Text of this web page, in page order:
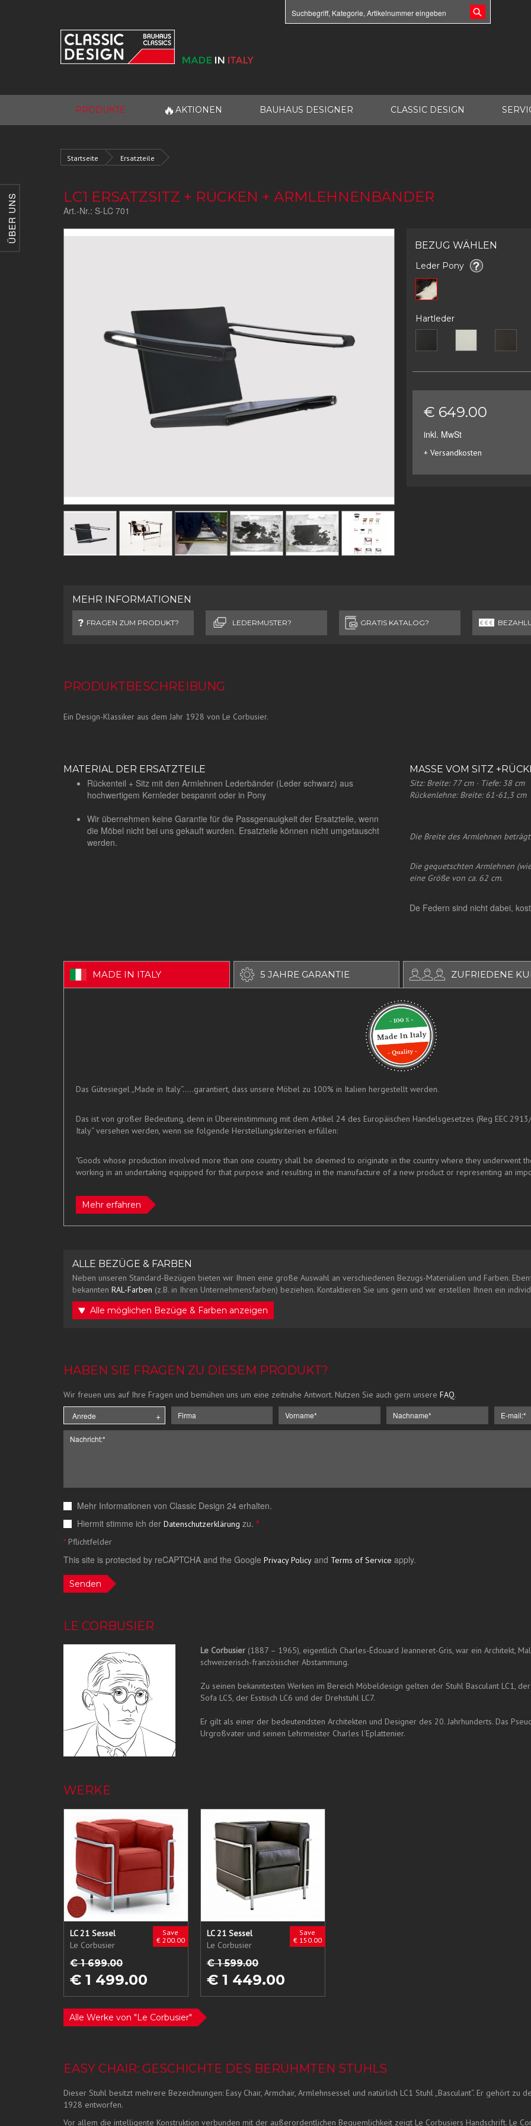
ÜBER UNS
PRODUKTE 🔥 AKTIONEN BAUHAUS DESIGNER CLASSIC DESIGN
Startseite Ersatzteile
LC1 ERSATZSITZ + RÜCKEN + ARMLEHNENBÄNDER
Art.-Nr.: S-LC 701
BEZUG WÄHLEN
Leder Pony
Hartleder
€ 649.00
inkl. MwSt
+ Versandkosten
MEHR INFORMATIONEN
FRAGEN ZUM PRODUKT? LEDERMUSTER? GRATIS KATALOG?
PRODUKTBESCHREIBUNG
Ein Design-Klassiker aus dem Jahr 1928 von Le Corbusier.
MATERIAL DER ERSATZTEILE
Rückenteil + Sitz mit den Armlehnen Lederbänder (Leder schwarz) aus
hochwertigem Kernleder bespannt oder in Pony
Wir übernehmen keine Garantie für die Passgenauigkeit der Ersatzteile, wenn
die Möbel nicht bei uns gekauft wurden. Ersatzteile können nicht umgetauscht
werden.
MASSE VOM SITZ
Sitz: Breite: 77 cm · Tiefe: 38 cm
Rückenlehne: Breite: 61-61,3 cm
Die Breite des Armlehnen
Die gequetschten Armlehnen
eine Größe von ca. 62 cm.
De Federn sind nicht dabei,
MADE IN ITALY 5 JAHRE GARANTIE ZUFRIEDENE
Das Gütesiegel „Made in Italy“.....garantiert, dass unsere Möbel zu 100% in Italien hergestellt werden.
Das ist von großer Bedeutung, denn in Übereinstimmung mit dem Artikel 24 des Europäischen Handelsgesetzes (Reg EEC
Italy“ versehen werden, wenn sie folgende Herstellungskriterien erfüllen:
"Goods whose production involved more than one country shall be deemed to originate in the country where they underwent
working in an undertaking equipped for that purpose and resulting in the manufacture of a new product or representing an
Mehr erfahren
ALLE BEZÜGE & FARBEN
Neben unseren Standard-Bezügen bieten wir Ihnen eine große Auswahl an verschiedenen Bezugs-Materialien und Farben.
bekannten RAL-Farben (z.B. in Ihren Unternehmensfarben) beziehen. Kontaktieren Sie uns gern und wir erstellen Ihnen ein
Alle möglichen Bezüge & Farben anzeigen
HABEN SIE FRAGEN ZU DIESEM PRODUKT?
Wir freuen uns auf Ihre Fragen und bemühen uns um eine zeitnahe Antwort. Nutzen Sie auch gern unsere FAQ.
Mehr Informationen von Classic Design 24 erhalten.
Hiermit stimme ich der Datenschutzerklärung zu. *
*Pflichtfelder
This site is protected by reCAPTCHA and the Google Privacy Policy and Terms of Service apply.
Senden
LE CORBUSIER
Le Corbusier(1887 – 1965), eigentlich Charles-Édouard Jeanneret-Gris, war ein Architekt,
schweizerisch-französischer Abstammung.
Zu seinen bekanntesten Werken im Bereich Möbeldesign gelten der Stuhl Basculant LC1,
Sofa LC5, der Esstisch LC6 und der Drehstuhl LC7.
Er gilt als einer der bedeutendsten Architekten und Designer des 20. Jahrhunderts. Das
Urgroßvater und seinen Lehrmeister Charles l'Eplattenier.
WERKE
Save
€ 200.00
LC 21 Sessel
Le Corbusier
€ 1 699.00
€ 1 499.00
Save
€ 150.00
LC 21 Sessel
Le Corbusier
€ 1 599.00
€ 1 449.00
Alle Werke von "Le Corbusier"
EASY CHAIR: GESCHICHTE DES BERÜHMTEN STUHLS
Dieser Stuhl besitzt mehrere Bezeichnungen: Easy Chair, Armchair, Armlehnsessel und natürlich LC1 Stuhl „Basculant“. Er gehört
1928 entworfen.
Vor allem die intelligente Konstruktion verbunden mit der außerordentlichen Bequemlichkeit zeigt Le Corbusiers Handschrift. Le